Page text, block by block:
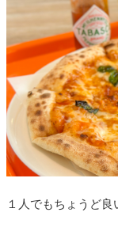
１人でもちょうど良